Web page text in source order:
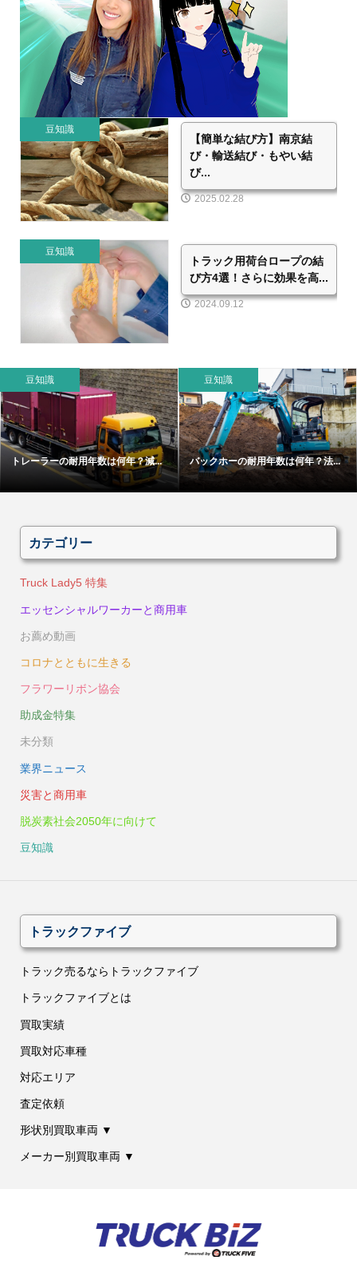
豆知識
【簡単な結び方】南京結
び・輸送結び・もやい結
び...
2025.02.28
豆知識
トラック用荷台ロープの結
び方4選！さらに効果を高...
2024.09.12
豆知識
トレーラーの耐用年数は何年？減...
豆知識
バックホーの耐用年数は何年？法...
カテゴリー
Truck Lady5 特集
エッセンシャルワーカーと商用車
お薦め動画
コロナとともに生きる
フラワーリボン協会
助成金特集
未分類
業界ニュース
災害と商用車
脱炭素社会2050年に向けて
豆知識
トラックファイブ
トラック売るならトラックファイブ
トラックファイブとは
買取実績
買取対応車種
対応エリア
査定依頼
形状別買取車両 ▼
メーカー別買取車両 ▼